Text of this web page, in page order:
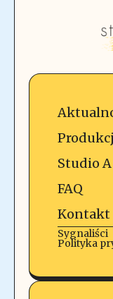
Studio A
FAQ
Kontakt
Sygnaliści
Polityka